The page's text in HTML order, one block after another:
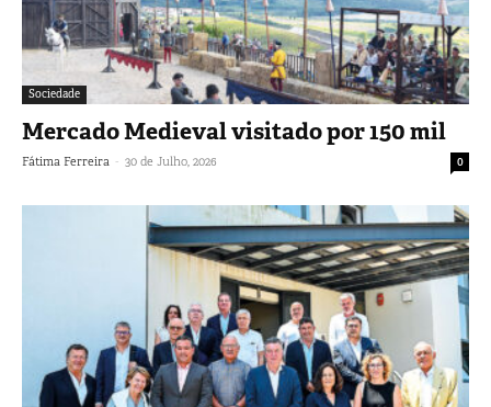
Sociedade
Mercado Medieval visitado por 150 mil
Fátima Ferreira - 30 de Julho, 2026 0